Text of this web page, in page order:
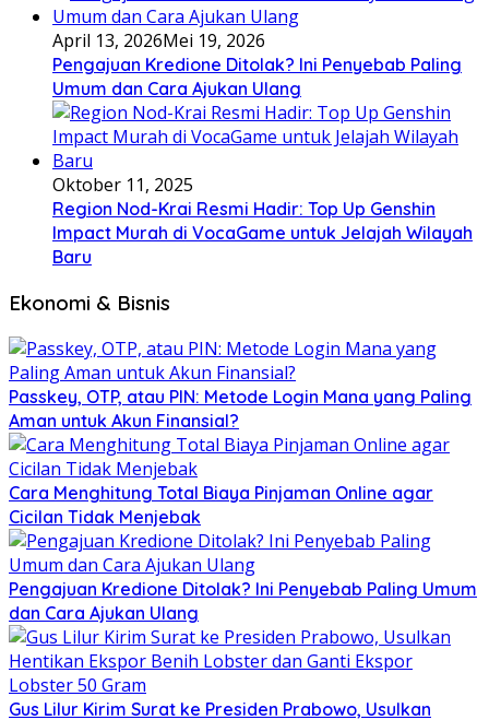
April 13, 2026Mei 19, 2026
Pengajuan Kredione Ditolak? Ini Penyebab Paling
Umum dan Cara Ajukan Ulang
Oktober 11, 2025
Region Nod-Krai Resmi Hadir: Top Up Genshin
Impact Murah di VocaGame untuk Jelajah Wilayah
Baru
Ekonomi & Bisnis
Passkey, OTP, atau PIN: Metode Login Mana yang Paling
Aman untuk Akun Finansial?
Cara Menghitung Total Biaya Pinjaman Online agar
Cicilan Tidak Menjebak
Pengajuan Kredione Ditolak? Ini Penyebab Paling Umum
dan Cara Ajukan Ulang
Gus Lilur Kirim Surat ke Presiden Prabowo, Usulkan